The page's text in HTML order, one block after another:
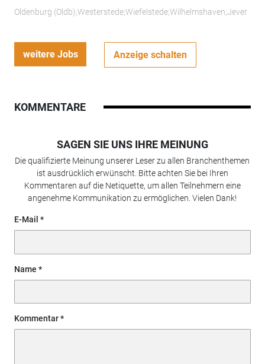
Oldenburg (Oldb);Westerstede;Wiefelstede;Wilhelmshaven;Jever
weitere Jobs Anzeige schalten
KOMMENTARE
SAGEN SIE UNS IHRE MEINUNG
Die qualifizierte Meinung unserer Leser zu allen Branchenthemen
ist ausdrücklich erwünscht. Bitte achten Sie bei Ihren
Kommentaren auf die Netiquette, um allen Teilnehmern eine
angenehme Kommunikation zu ermöglichen. Vielen Dank!
E-Mail
Name
Kommentar